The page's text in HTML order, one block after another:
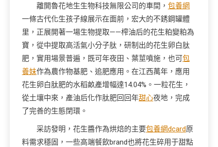
離開魯花地生生物科技無限公司的車間， 包養網
一條古代化生孩子線展示在面前，宏大的不銹鋼罐體
里，正展開著一場生物提取——榨油后的花生粕變粕為
寶，從中提取高活氣小分子肽，研制出的花生卵白肽
肥，實用場景普遍，既可年夜田、葉莖噴施，也可包
養妹作為農作物基肥、追肥應用。在江西萬年，應用
花生卵白肽肥的水稻畝產增幅達14.04%。一粒花生，
從土壤中來，產油后化作肽肥回回年甜心夜地，完成
了完善的生態閉環。
采訪發明，花生醬作為烘焙的主要包養網dcard原
料需求穩固，一些高端餐飲brand也將花生碎用于甜點